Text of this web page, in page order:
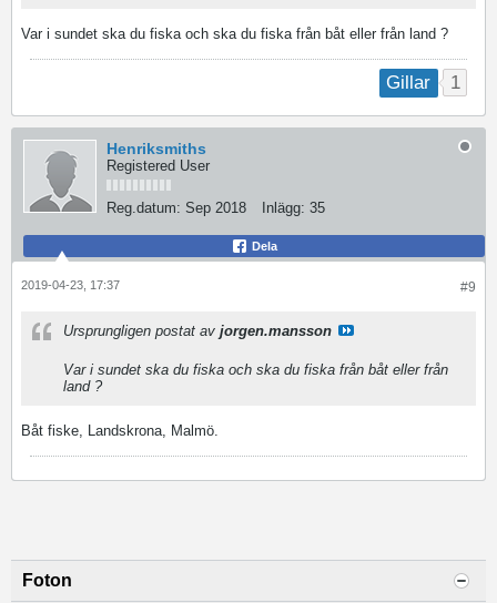
Var i sundet ska du fiska och ska du fiska från båt eller från land ?
Gillar 1
Henriksmiths
Registered User
Reg.datum: Sep 2018 Inlägg: 35
Dela
#9
2019-04-23, 17:37
Ursprungligen postat av jorgen.mansson
Var i sundet ska du fiska och ska du fiska från båt eller från
land ?
Båt fiske, Landskrona, Malmö.
Foton